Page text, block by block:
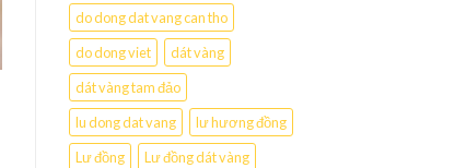
do dong dat vang can tho
do dong viet
dát vàng
dát vàng tam đảo
lu dong dat vang
lư hương đồng
Lư đồng
Lư đồng dát vàng